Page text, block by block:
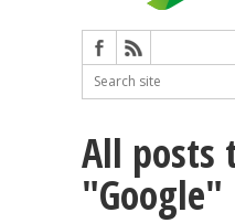
All posts
"Google"